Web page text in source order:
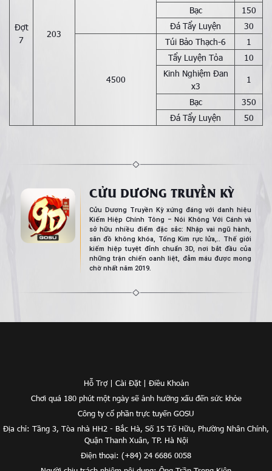
Đợt
7
203
Bạc
150
Đá Tẩy Luyện
30
4500
Túi Bảo Thạch-6
1
Tẩy Luyện Tỏa
10
Kinh Nghiệm Đan
x3
1
Bạc
350
Đá Tẩy Luyện
50
CỬU DƯƠNG TRUYỀN KỲ
Cửu Dương Truyền Kỳ xứng đáng với danh hiệu
Kiếm Hiệp Chính Tông – Nói Không Với Cánh và
sở hữu nhiều điểm đặc sắc: Nhập vai ngũ hành,
săn đồ không khóa, Tống Kim rực lửa,.. Thế giới
kiếm hiệp tuyệt đỉnh chuẩn 3D, nơi bắt đầu của
những trận chiến oanh liệt, đẫm máu được mong
chờ nhất năm 2019.
Hỗ Trợ| Cài Đặt| Điều Khoản
Chơi quá 180 phút một ngày sẽ ảnh hưởng xấu đến sức khỏe
Công ty cổ phần trực tuyến GOSU
Địa chỉ: Tầng 3, Tòa nhà HH2 - Bắc Hà, Số 15 Tố Hữu, Phường Nhân Chính,
Quận Thanh Xuân, TP. Hà Nội
Điện thoại: (+84) 24 6686 0058